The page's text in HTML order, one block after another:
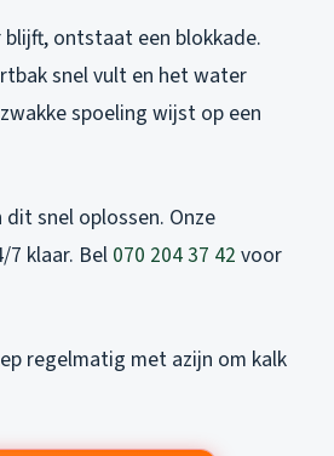
ontstaat een blokkade.
snel vult en het water
spoeling wijst op een
snel oplossen. Onze
klaar. Bel 070 204 37 42 voor
regelmatig met azijn om kalk